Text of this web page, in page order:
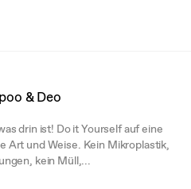
& Deo
drin ist! Do it Yourself auf eine
Art und Weise. Kein Mikroplastik,
kein Müll,...